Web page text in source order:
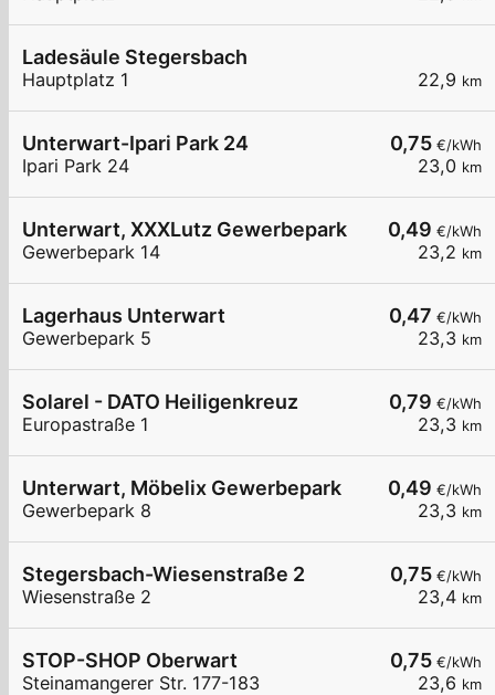
22,9 km
Ladesäule Stegersbach
Hauptplatz 1
0,75 €/kWh
23,0 km
Unterwart-Ipari Park 24
Ipari Park 24
0,49 €/kWh
23,2 km
Unterwart, XXXLutz Gewerbepark
Gewerbepark 14
0,47 €/kWh
23,3 km
Lagerhaus Unterwart
Gewerbepark 5
0,79 €/kWh
23,3 km
Solarel - DATO Heiligenkreuz
Europastraße 1
0,49 €/kWh
23,3 km
Unterwart, Möbelix Gewerbepark
Gewerbepark 8
0,75 €/kWh
23,4 km
Stegersbach-Wiesenstraße 2
Wiesenstraße 2
0,75 €/kWh
23,6 km
STOP-SHOP Oberwart
Steinamangerer Str. 177-183